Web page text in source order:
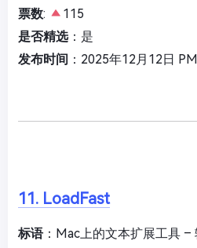
票数:
115
是否精选：是
发布时间 ：2025年12月12日
11. LoadFast
标语：Mac上的文本扩展工具 –